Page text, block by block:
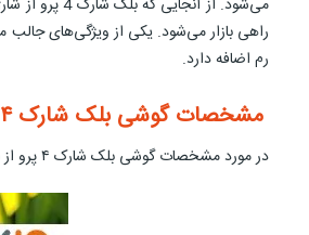
راهی بازار می‌شود. یکی از ویژگی‌های جالب
رم اضافه دارد.
مشخصات گوشی بلک شارک ۴ پرو از نظر نرم افزار
در مورد مشخصات گوشی بلک شارک ۴ پرو از نظر نرم‌افزار نیز باید گفت که این مدل از سیستم عامل اندروید 11 بهره می‌گیرد که از تکنولوژی 5 G هم پشتیبانی می‌کند.